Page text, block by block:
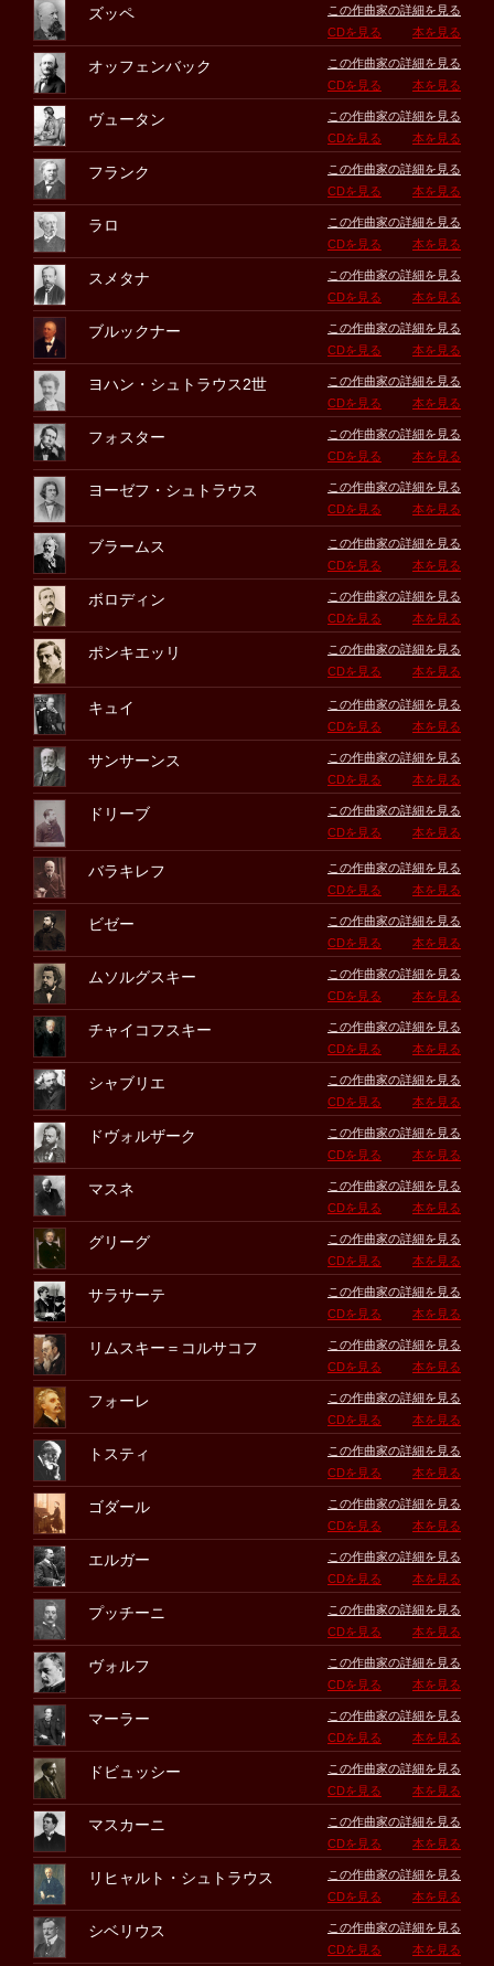
ズッペ
この作曲家の詳細を見る
CDを見る
本を見る
オッフェンバック
この作曲家の詳細を見る
CDを見る
本を見る
ヴュータン
この作曲家の詳細を見る
CDを見る
本を見る
フランク
この作曲家の詳細を見る
CDを見る
本を見る
ラロ
この作曲家の詳細を見る
CDを見る
本を見る
スメタナ
この作曲家の詳細を見る
CDを見る
本を見る
ブルックナー
この作曲家の詳細を見る
CDを見る
本を見る
ヨハン・シュトラウス2世
この作曲家の詳細を見る
CDを見る
本を見る
フォスター
この作曲家の詳細を見る
CDを見る
本を見る
ヨーゼフ・シュトラウス
この作曲家の詳細を見る
CDを見る
本を見る
ブラームス
この作曲家の詳細を見る
CDを見る
本を見る
ボロディン
この作曲家の詳細を見る
CDを見る
本を見る
ポンキエッリ
この作曲家の詳細を見る
CDを見る
本を見る
キュイ
この作曲家の詳細を見る
CDを見る
本を見る
サンサーンス
この作曲家の詳細を見る
CDを見る
本を見る
ドリーブ
この作曲家の詳細を見る
CDを見る
本を見る
バラキレフ
この作曲家の詳細を見る
CDを見る
本を見る
ビゼー
この作曲家の詳細を見る
CDを見る
本を見る
ムソルグスキー
この作曲家の詳細を見る
CDを見る
本を見る
チャイコフスキー
この作曲家の詳細を見る
CDを見る
本を見る
シャブリエ
この作曲家の詳細を見る
CDを見る
本を見る
ドヴォルザーク
この作曲家の詳細を見る
CDを見る
本を見る
マスネ
この作曲家の詳細を見る
CDを見る
本を見る
グリーグ
この作曲家の詳細を見る
CDを見る
本を見る
サラサーテ
この作曲家の詳細を見る
CDを見る
本を見る
リムスキー＝コルサコフ
この作曲家の詳細を見る
CDを見る
本を見る
フォーレ
この作曲家の詳細を見る
CDを見る
本を見る
トスティ
この作曲家の詳細を見る
CDを見る
本を見る
ゴダール
この作曲家の詳細を見る
CDを見る
本を見る
エルガー
この作曲家の詳細を見る
CDを見る
本を見る
プッチーニ
この作曲家の詳細を見る
CDを見る
本を見る
ヴォルフ
この作曲家の詳細を見る
CDを見る
本を見る
マーラー
この作曲家の詳細を見る
CDを見る
本を見る
ドビュッシー
この作曲家の詳細を見る
CDを見る
本を見る
マスカーニ
この作曲家の詳細を見る
CDを見る
本を見る
リヒャルト・シュトラウス
この作曲家の詳細を見る
CDを見る
本を見る
シベリウス
この作曲家の詳細を見る
CDを見る
本を見る